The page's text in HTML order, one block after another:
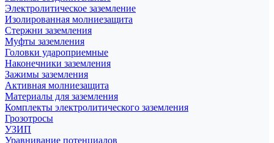
Электролитическое заземление
Изолированная молниезащита
Стержни заземления
Муфты заземления
Головки удароприемные
Наконечники заземления
Зажимы заземления
Активная молниезащита
Материалы для заземления
Комплекты электролитического заземления
Грозотросы
УЗИП
Уравнивание потенциалов